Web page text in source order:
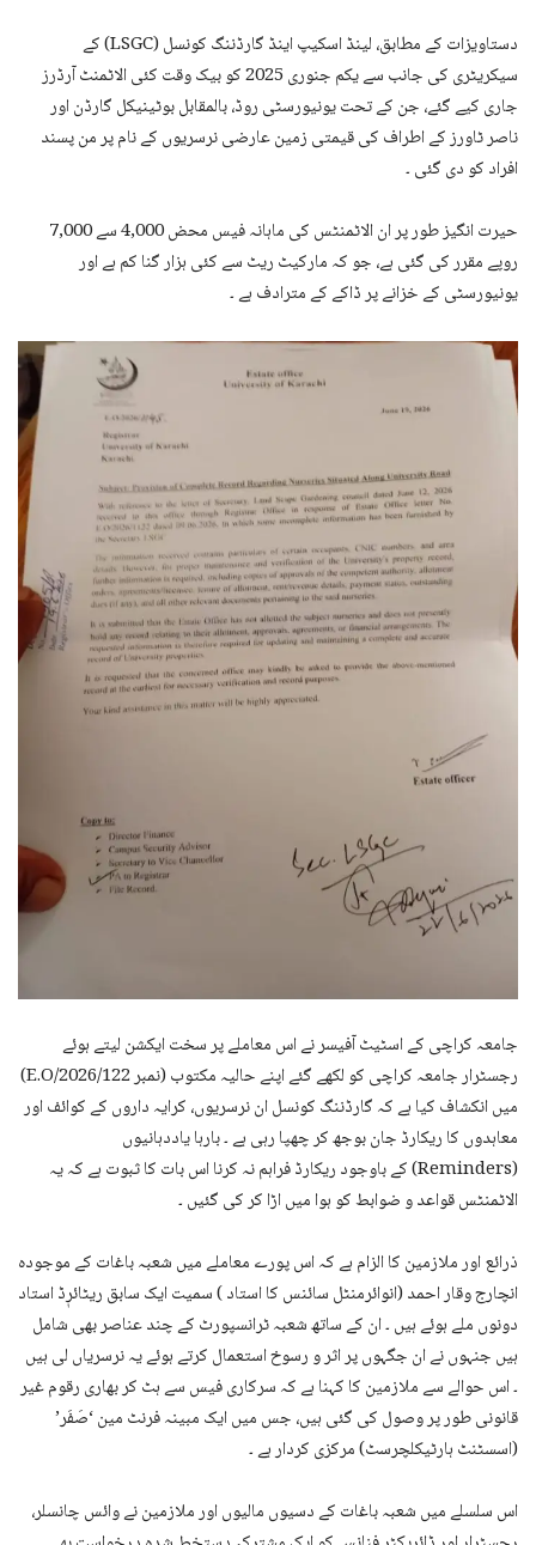
دستاویزات کے مطابق، لینڈ اسکیپ اینڈ گارڈننگ کونسل (LSGC) کے
سیکریٹری کی جانب سے یکم جنوری 2025 کو بیک وقت کئی الاٹمنٹ آرڈرز
جاری کیے گئے، جن کے تحت یونیورسٹی روڈ، بالمقابل بوٹینیکل گارڈن اور
ناصر ٹاورز کے اطراف کی قیمتی زمین عارضی نرسریوں کے نام پر من پسند
افراد کو دی گئی ۔
حیرت انگیز طور پر ان الاٹمنٹس کی ماہانہ فیس محض 4,000 سے 7,000
روپے مقرر کی گئی ہے، جو کہ مارکیٹ ریٹ سے کئی ہزار گنا کم ہے اور
یونیورسٹی کے خزانے پر ڈاکے کے مترادف ہے ۔
جامعہ کراچی کے اسٹیٹ آفیسر نے اس معاملے پر سخت ایکشن لیتے ہوئے
رجسٹرار جامعہ کراچی کو لکھے گئے اپنے حالیہ مکتوب (نمبر E.O/2026/122)
میں انکشاف کیا ہے کہ گارڈننگ کونسل ان نرسریوں، کرایہ داروں کے کوائف اور
معاہدوں کا ریکارڈ جان بوجھ کر چھپا رہی ہے ۔ بارہا یاددہانیوں
(Reminders) کے باوجود ریکارڈ فراہم نہ کرنا اس بات کا ثبوت ہے کہ یہ
الاٹمنٹس قواعد و ضوابط کو ہوا میں اڑا کر کی گئیں ۔
ذرائع اور ملازمین کا الزام ہے کہ اس پورے معاملے میں شعبہ باغات کے موجودہ
انچارج وقار احمد (انوائرمنٹل سائنس کا استاد ) سمیت ایک سابق ریٹائرٖڈ استاد
دونوں ملے ہوئے ہیں ۔ ان کے ساتھ شعبہ ٹرانسپورٹ کے چند عناصر بھی شامل
ہیں جنہوں نے ان جگہوں پر اثر و رسوخ استعمال کرتے ہوئے یہ نرسریاں لی ہیں
۔ اس حوالے سے ملازمین کا کہنا ہے کہ سرکاری فیس سے ہٹ کر بھاری رقوم غیر
قانونی طور پر وصول کی گئی ہیں، جس میں ایک مبینہ فرنٹ مین ‘صَفَر’
(اسسٹنٹ ہارٹیکلچرسٹ) مرکزی کردار ہے ۔
اس سلسلے میں شعبہ باغات کے دسیوں مالیوں اور ملازمین نے وائس چانسلر،